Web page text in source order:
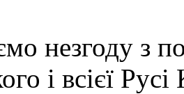
незгоду з
і всієї